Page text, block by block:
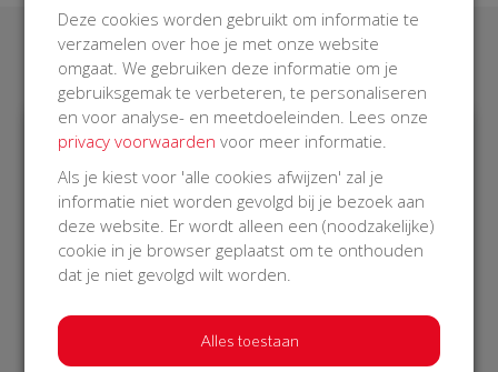
Laatste donaties
€ 1.075
Philips
23 Dec 2018
13:54 uur
Deze cookies worden gebruikt om informatie te
verzamelen over hoe je met onze website
omgaat. We gebruiken deze informatie om je
gebruiksgemak te verbeteren, te personaliseren
en voor analyse- en meetdoeleinden. Lees onze
privacy voorwaarden voor meer informatie.
Als je kiest voor 'alle cookies afwijzen' zal je
informatie niet worden gevolgd bij je bezoek aan
deze website. Er wordt alleen een (noodzakelijke)
cookie in je browser geplaatst om te onthouden
dat je niet gevolgd wilt worden.
Alles toestaan